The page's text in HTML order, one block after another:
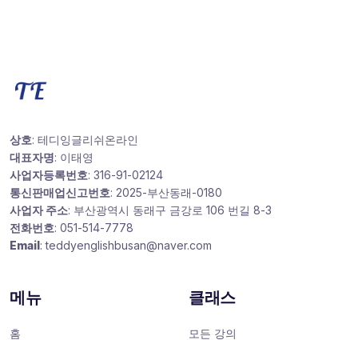
상호: 테디잉글리쉬온라인
대표자명: 이태영
사업자등록번호: 316-91-02124
통신판매업신고번호: 2025-부산동래-0180
사업자 주소: 부산광역시 동래구 금강로 106 번길 8-3
전화번호: 051-514-7778
Email: teddyenglishbusan@naver.com
메뉴
홈
클래스
모든 강의